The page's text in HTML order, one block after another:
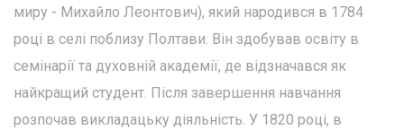
миру - Михайло Леонтович), який народився в 1784
році в селі поблизу Полтави. Він здобував освіту в
семінарії та духовній академії, де відзначався як
найкращий студент. Після завершення навчання
розпочав викладацьку діяльність. У 1820 році, в